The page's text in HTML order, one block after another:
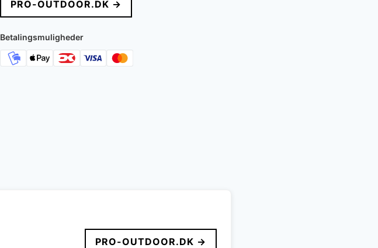
var:
5.600 kr..
er:
PRO-OUTDOOR.DK →
Betalingsmuligheder
PRO-OUTDOOR.DK →